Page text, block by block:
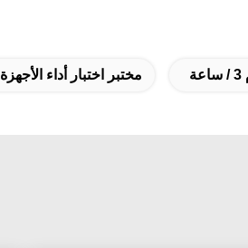
مختبر اختبار أداء الأجهزة PLC